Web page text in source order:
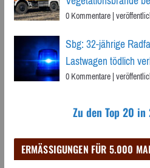
0 Kommentare|
Sbg: 32-jährige
Lastwagen tödlich
0 Kommentare|
Zu den Top 20 in
ERMÄSSIGUNGEN FÜR 5.000